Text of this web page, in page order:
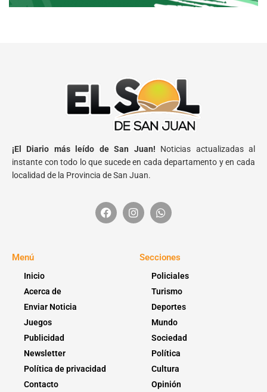
¡El Diario más leído de San Juan! Noticias actualizadas al
instante con todo lo que sucede en cada departamento y en cada
localidad de la Provincia de San Juan.
Menú
Inicio
Acerca de
Enviar Noticia
Juegos
Publicidad
Newsletter
Política de privacidad
Contacto
Secciones
Policiales
Turismo
Deportes
Mundo
Sociedad
Política
Cultura
Opinión